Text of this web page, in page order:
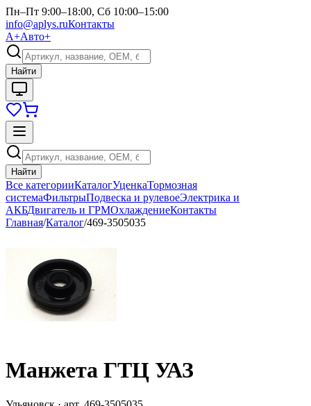
Пн–Пт 9:00–18:00, Сб 10:00–15:00
info@aplys.ruКонтакты
А+Авто+
Найти
Найти
Все категорииКаталогУценкаТормозная
системаФильтрыПодвеска и рулевоеЭлектрика и
АКБДвигатель и ГРМОхлаждениеКонтакты
Главная/Каталог/469-3505035
Манжета ГТЦ УАЗ